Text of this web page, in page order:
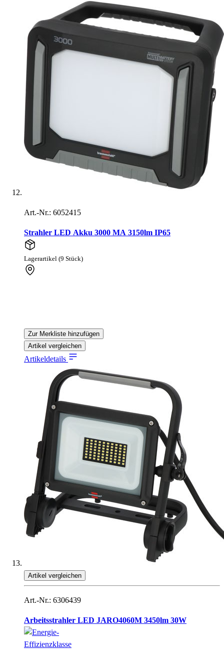
Art.-Nr.: 6052415
Strahler LED Akku 3000 MA 3150lm IP65
Lagerartikel (9 Stück)
Zur Merkliste hinzufügen
Artikel vergleichen
Artikeldetails
Artikel vergleichen
Art.-Nr.: 6306439
Arbeitsstrahler LED JARO4060M 3450lm 30W